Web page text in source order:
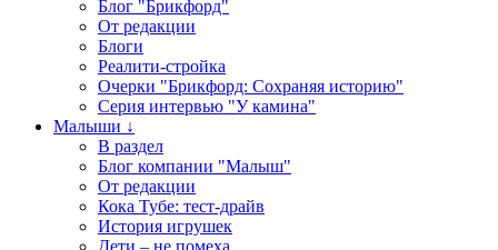
Блог "Брикфорд"
От редакции
Блоги
Реалити-стройка
Очерки "Брикфорд: Сохраняя историю"
Серия интервью "У камина"
Малыши ↓
В раздел
Блог компании "Малыш"
От редакции
Кока Тубе: тест-драйв
История игрушек
Дети – не помеха